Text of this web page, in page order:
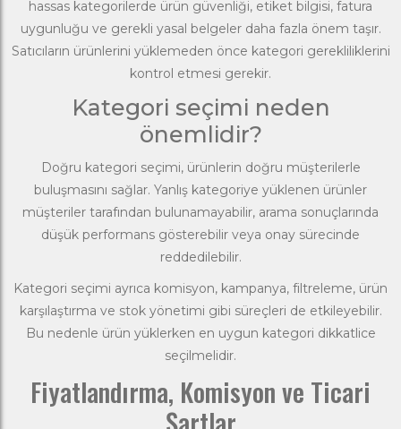
hassas kategorilerde ürün güvenliği, etiket bilgisi, fatura
uygunluğu ve gerekli yasal belgeler daha fazla önem taşır.
Satıcıların ürünlerini yüklemeden önce kategori gerekliliklerini
kontrol etmesi gerekir.
Kategori seçimi neden
önemlidir?
Doğru kategori seçimi, ürünlerin doğru müşterilerle
buluşmasını sağlar. Yanlış kategoriye yüklenen ürünler
müşteriler tarafından bulunamayabilir, arama sonuçlarında
düşük performans gösterebilir veya onay sürecinde
reddedilebilir.
Kategori seçimi ayrıca komisyon, kampanya, filtreleme, ürün
karşılaştırma ve stok yönetimi gibi süreçleri de etkileyebilir.
Bu nedenle ürün yüklerken en uygun kategori dikkatlice
seçilmelidir.
Fiyatlandırma, Komisyon ve Ticari